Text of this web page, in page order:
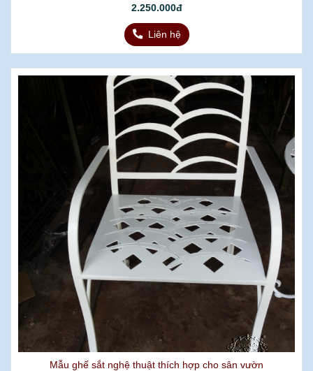
2.250.000đ
Liên hệ
Mẫu ghế sắt nghệ thuật thích hợp cho sân vườn